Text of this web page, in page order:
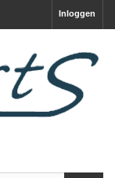
Inloggen